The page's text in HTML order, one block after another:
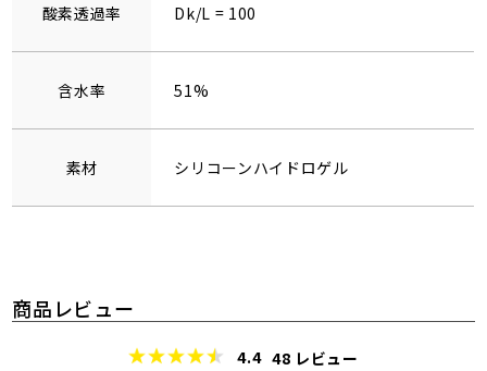
酸素透過率 Dk/L = 100
含水率 51%
素材 シリコーンハイドロゲル
商品レビュー
4.4 48 レビュー